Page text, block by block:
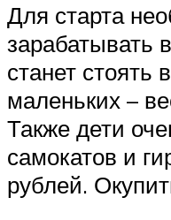
Для старта
зарабатывать
станет
маленьких –
Также дети
самокатов и
рублей.